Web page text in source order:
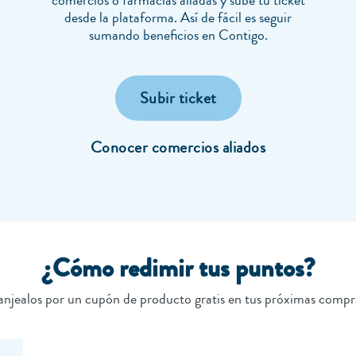
desde la plataforma. Así de fácil es seguir
sumando beneficios en Contigo.
Subir ticket
Conocer comercios aliados
¿Cómo redimir tus puntos?
por un cupón de producto gratis en tus próximas